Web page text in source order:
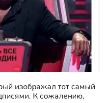
изображал тот самый
К сожалению,